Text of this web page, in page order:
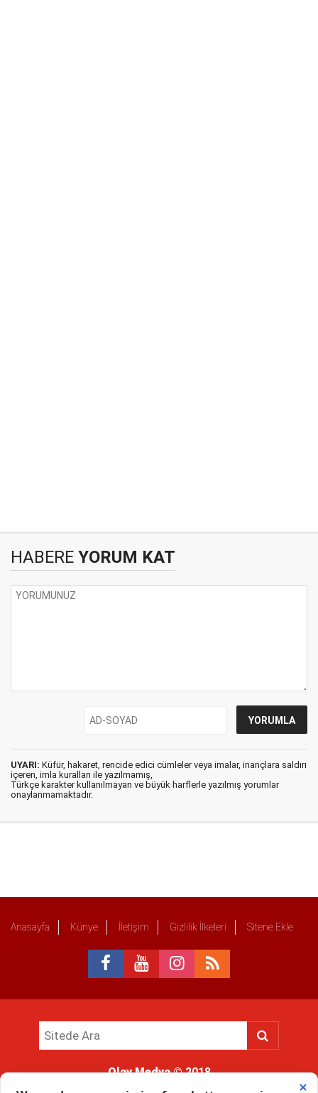
HABERE YORUM KAT
UYARI: Küfür, hakaret, rencide edici cümleler veya imalar, inançlara saldırı
içeren, imla kuralları ile yazılmamış,
Türkçe karakter kullanılmayan ve büyük harflerle yazılmış yorumlar
onaylanmamaktadır.
Anasayfa Künye İletişim Gizlilik İlkeleri Sitene Ekle
Olay Medya© 2018